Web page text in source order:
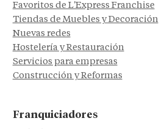
Favoritos de L'Express Franchise
Tiendas de Muebles y Decoración
Nuevas redes
Hostelería y Restauración
Servicios para empresas
Construcción y Reformas
Franquiciadores